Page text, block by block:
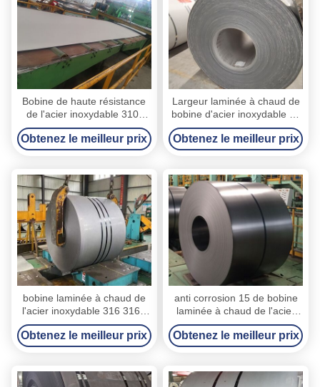
Bobine de haute résistance
de l'acier inoxydable 310,
largeur bobine en acier
laminée à chaud de 1000 -
de 1550mm
Obtenez le meilleur prix
Largeur laminée à chaud de
bobine d'acier inoxydable de
la catégorie 420 principaux
1000mm - 1550mm
Obtenez le meilleur prix
bobine laminée à chaud de
l'acier inoxydable 316 316L
finition de l'épaisseur NO.1
de 3 - de 12mm
Obtenez le meilleur prix
anti corrosion 15 de bobine
laminée à chaud de l'acier
inoxydable 409L - poids de la
bobine 25T
Obtenez le meilleur prix